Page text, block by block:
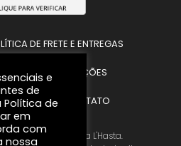
DE FRETE E ENTREGAS
E DEVOLUÇÕES
CONTATO
© 2026 Casa L'Hasta.
e
de
de
em
com
nossa